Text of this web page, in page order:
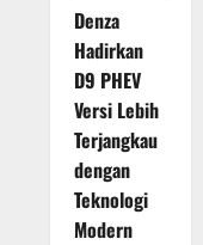
Denza
Hadirkan
D9 PHEV
Versi Lebih
Terjangkau
dengan
Teknologi
Modern